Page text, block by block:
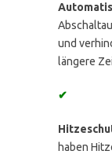
und
längere
✔
haben